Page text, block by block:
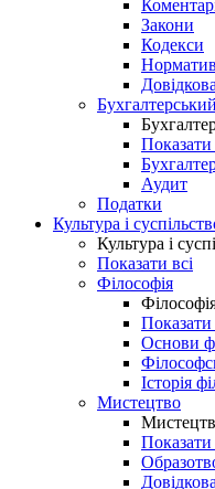
Закони
Кодекси
Показати
Аудит
Податки
Культура і
Культура і
Показати всі
Філософія
Показати
Основи
Історія
Мистецтво
Показати